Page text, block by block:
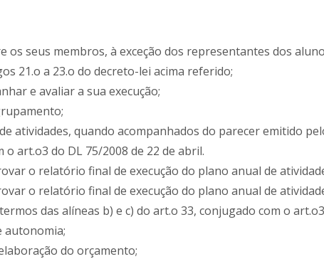
os seus membros, à exceção dos representantes dos
21.o a 23.o do decreto-lei acima referido;
e avaliar a sua execução;
atividades, quando acompanhados do parecer emitido
art.o3 do DL 75/2008 de 22 de abril.
o relatório final de execução do plano anual de
o relatório final de execução do plano anual de
das alíneas b) e c) do art.o 33, conjugado com o
autonomia;
do orçamento;